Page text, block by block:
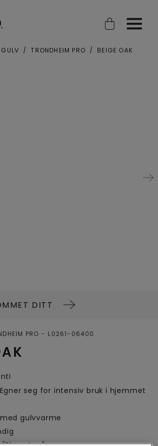
Open searchOpen
TRONDHEIM PRO BEIGE OAK
DITT
PRO L0261-06400
seg for intensiv bruk i hjemmet
gulvvarme